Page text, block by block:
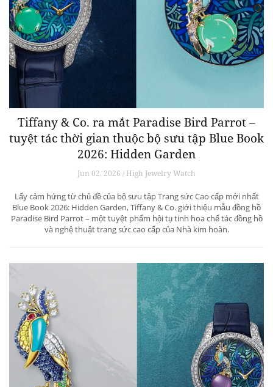
Tiffany & Co. ra mắt Paradise Bird Parrot –
tuyệt tác thời gian thuộc bộ sưu tập Blue Book
2026: Hidden Garden
Jun 02, 2026 / High Jewelry Watch
Lấy cảm hứng từ chủ đề của bộ sưu tập Trang sức Cao cấp mới nhất
Blue Book 2026: Hidden Garden, Tiffany & Co. giới thiệu mẫu đồng hồ
Paradise Bird Parrot – một tuyệt phẩm hội tụ tinh hoa chế tác đồng hồ
và nghệ thuật trang sức cao cấp của Nhà kim hoàn.